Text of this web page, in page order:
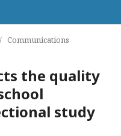
/ Communications
the quality
study